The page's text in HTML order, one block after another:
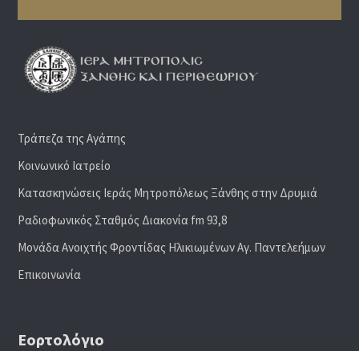
Τράπεζα της Αγάπης
Κοινωνικό Ιατρείο
Κατασκηνώσεις Ιεράς Μητροπόλεως Ξάνθης στην Δρυμιά
Ραδιoφωνικός Σταθμός Διακονία fm 93,8
Μονάδα Ανοιχτής Φροντίδας Ηλικιωμένων Αγ. Παντελεήμων
Επικοινωνία
Εορτολόγιο